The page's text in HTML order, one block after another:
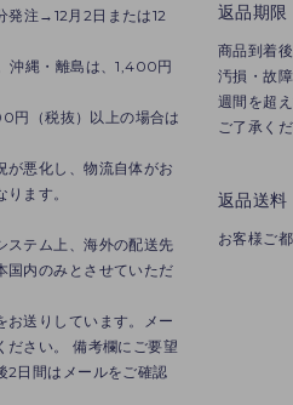
発注→12月2日または12
沖縄・離島は、1,400円
円（税抜）以上の場合は
が悪化し、物流自体がお
ます。
テム上、海外の配送先
国内のみとさせていただ
送りしています。メー
ださい。 備考欄にご要望
2日間はメールをご確認
返品期限
商品到着
汚損・故
週間を超
ご了承くだ
返品送料
お客様ご